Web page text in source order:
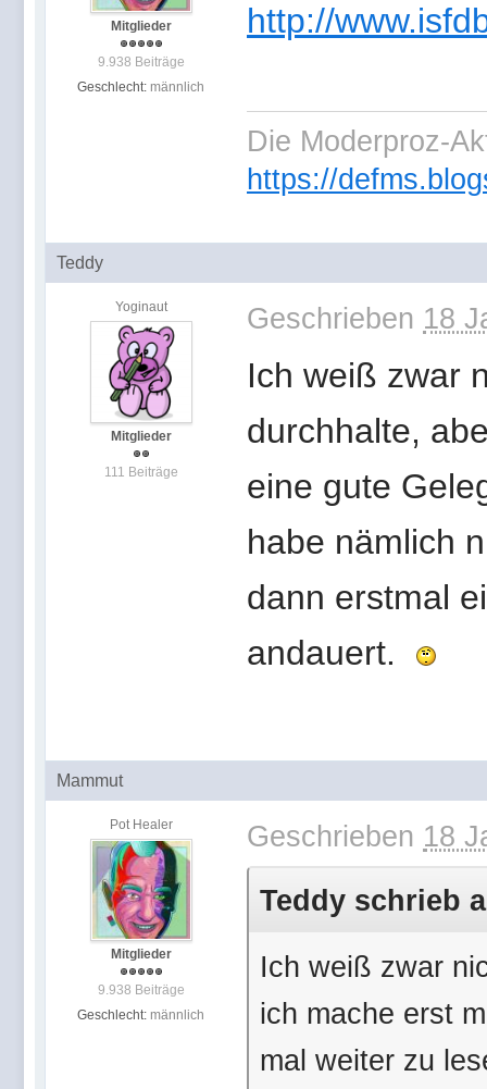
Mitglieder
9.938 Beiträge
Geschlecht: männlich
http://
Die Moderproz-
https://
Teddy
Yoginaut
Mitglieder
111 Beiträge
Geschrieben 18
Ich weiß zwar
durchhalte,
eine gute
habe nämlich
dann erstmal
andauert.
Mammut
Pot Healer
Mitglieder
9.938 Beiträge
Geschlecht: männlich
Geschrieben 18
Teddy schrieb
Ich weiß zwar
ich mache erst
mal weiter zu